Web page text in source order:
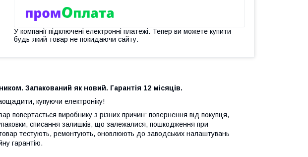
У компанії підключені електронні платежі. Тепер ви можете купити
будь-який товар не покидаючи сайту.
Запакований як новий. Гарантія 12 місяців.
купуючи електроніку!
повертається виробнику з різних причин: повернення від покупця,
списання залишків, що залежалися, пошкодження при
тестують, ремонтують, оновлюють до заводських налаштувань
гарантію.